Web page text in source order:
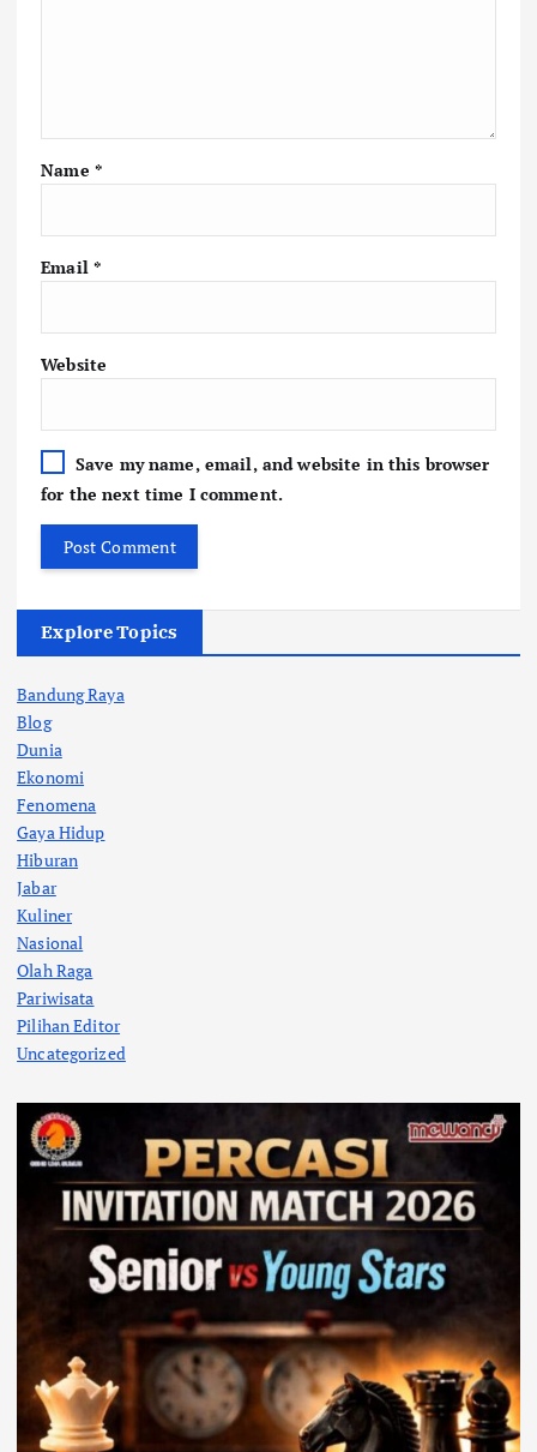
Name *
Email *
Website
Save my name, email, and website in this browser
for the next time I comment.
Explore Topics
Bandung Raya
Blog
Dunia
Ekonomi
Fenomena
Gaya Hidup
Hiburan
Jabar
Kuliner
Nasional
Olah Raga
Pariwisata
Pilihan Editor
Uncategorized